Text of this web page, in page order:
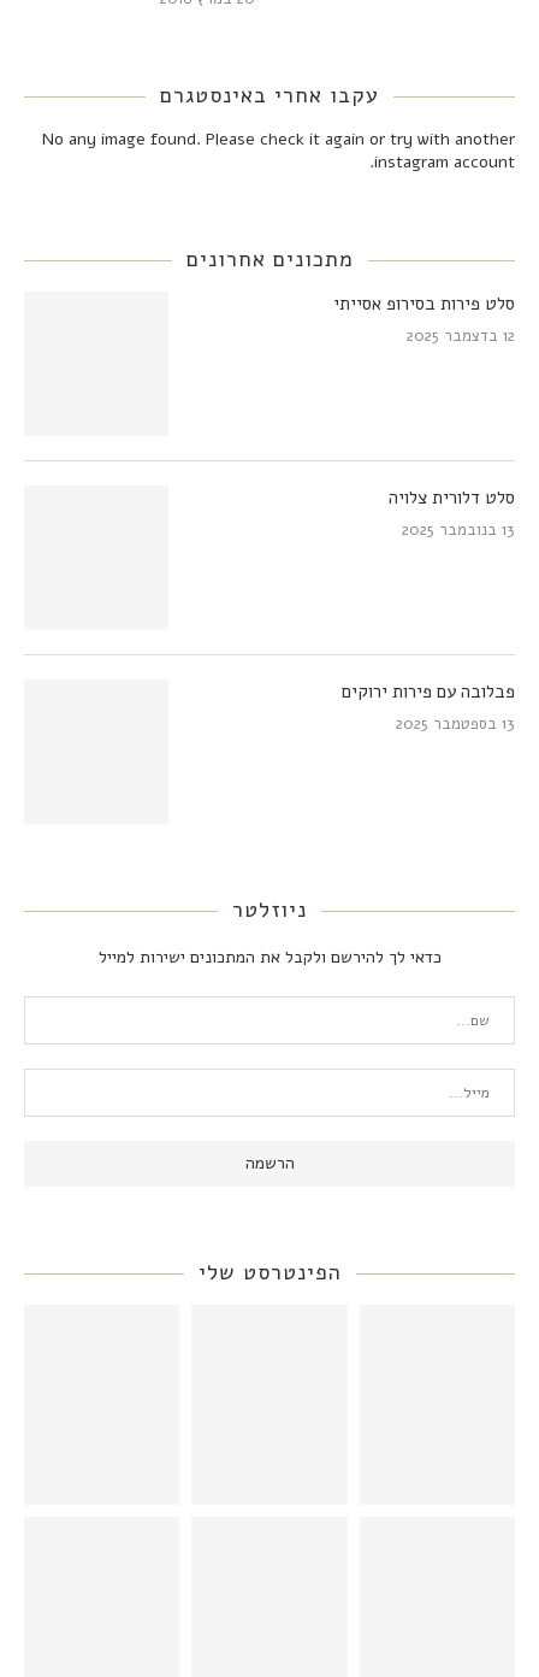
עקבו אחרי באינסטגרם
No any image found. Please check it again or try with another
instagram account.
מתכונים אחרונים
סלט פירות בסירופ אסייתי
12 בדצמבר 2025
סלט דלורית צלויה
13 בנובמבר 2025
פבלובה עם פירות ירוקים
13 בספטמבר 2025
ניוזלטר
כדאי לך להירשם ולקבל את המתכונים ישירות למייל
הפינטרסט שלי